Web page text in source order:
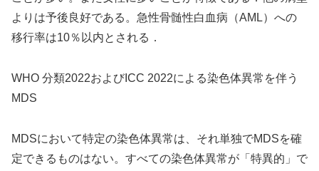
よりは予後良好である。急性骨髄性白血病（AML）への
移行率は10％以内とされる．
WHO 分類2022およびICC 2022による染色体異常を伴う
MDS
MDSにおいて特定の染色体異常は、それ単独でMDSを確
定できるものはない。すべての染色体異常が「特異的」で